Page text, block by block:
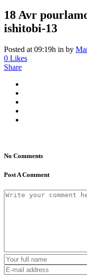
18 Avr
ishitobi-13
Posted at 09:19h in by
0 Likes
Share
No Comments
Post A Comment